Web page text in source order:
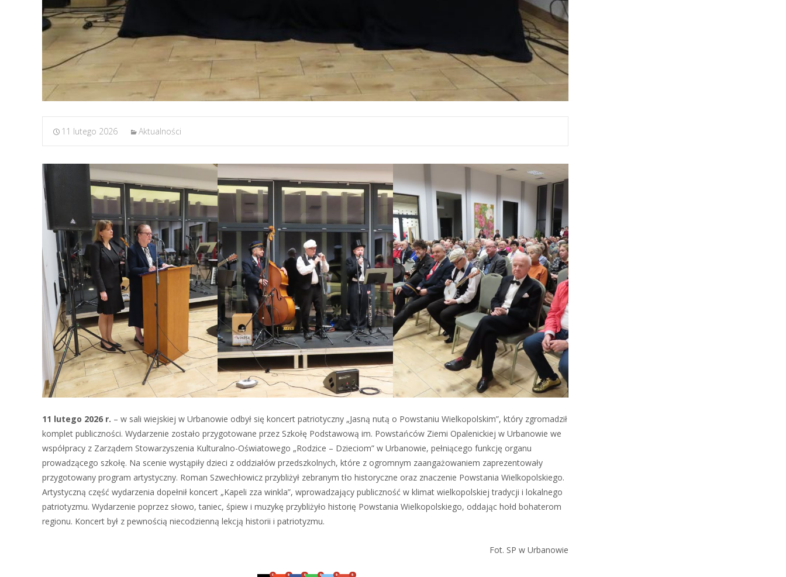
11 lutego 2026 Aktualności
11 lutego 2026 r. – w sali wiejskiej w Urbanowie odbył się koncert patriotyczny „Jasną nutą o Powstaniu Wielkopolskim”, który zgromadził
komplet publiczności. Wydarzenie zostało przygotowane przez Szkołę Podstawową im. Powstańców Ziemi Opalenickiej w Urbanowie we
współpracy z Zarządem Stowarzyszenia Kulturalno-Oświatowego „Rodzice – Dzieciom” w Urbanowie, pełniącego funkcję organu
prowadzącego szkołę. Na scenie wystąpiły dzieci z oddziałów przedszkolnych, które z ogromnym zaangażowaniem zaprezentowały
przygotowany program artystyczny. Roman Szwechłowicz przybliżył zebranym tło historyczne oraz znaczenie Powstania Wielkopolskiego.
Artystyczną część wydarzenia dopełnił koncert „Kapeli zza winkla”, wprowadzający publiczność w klimat wielkopolskiej tradycji i lokalnego
patriotyzmu. Wydarzenie poprzez słowo, taniec, śpiew i muzykę przybliżyło historię Powstania Wielkopolskiego, oddając hołd bohaterom
regionu. Koncert był z pewnością niecodzienną lekcją historii i patriotyzmu.
Fot. SP w Urbanowie
0 0 0 0 0 0